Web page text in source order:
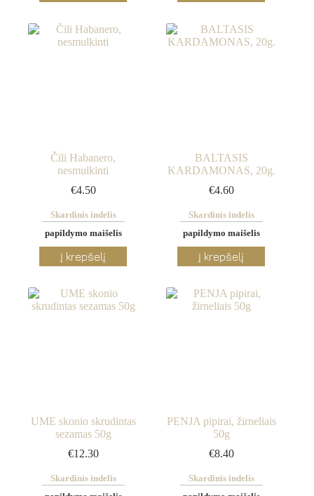
Čili Habanero,
nesmulkinti
€4.50
Skardinis indelis
papildymo maišelis
Į krepšelį
This
product
multiple
variants.
page
BALTASIS
KARDAMONAS, 20g.
€4.60
Skardinis indelis
papildymo maišelis
Į krepšelį
This
product
multiple
variants.
page
UME skonio skrudintas
sezamas 50g
€12.30
Skardinis indelis
PENJA pipirai, žirneliais
50g
€8.40
Skardinis indelis